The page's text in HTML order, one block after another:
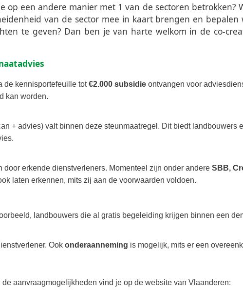
op een andere manier met 1 van de sectoren betrokken?
van de sector mee in kaart brengen en bepalen
te geven? Dan ben je van harte welkom in de co-
de kennisportefeuille tot€2.000 subsidie ontvangen voor
kan worden.
+ advies) valt binnen deze steunmaatregel. Dit biedt landbouwers
erkende dienstverleners. Momenteel zijn onder andere SBB,
laten erkennen, mits zij aan de voorwaarden voldoen.
landbouwers die al gratis begeleiding krijgen binnen een
Ook onderaanneming is mogelijk, mits er een
aanvraagmogelijkheden vind je op de website van Vlaanderen: